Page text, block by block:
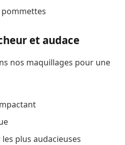
et audace
nos maquillages pour une
plus audacieuses